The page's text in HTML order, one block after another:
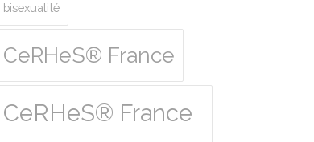
bisexualité
CeRHeS® France
CeRHeS® France